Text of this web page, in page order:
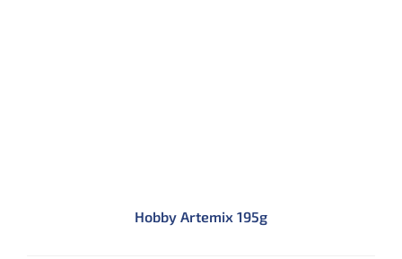
Hobby Artemix 195g